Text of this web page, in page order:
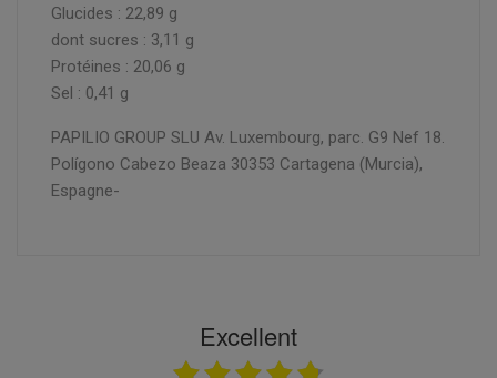
Glucides : 22,89 g
dont sucres : 3,11 g
Protéines : 20,06 g
Sel : 0,41 g
PAPILIO GROUP SLU Av. Luxembourg, parc. G9 Nef 18.
Polígono Cabezo Beaza 30353 Cartagena (Murcia),
Espagne-
Excellent